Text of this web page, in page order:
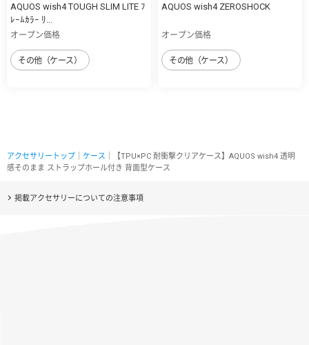
AQUOS wish4 TOUGH SLIM LITE ﾌ
ﾚｰﾑｶﾗｰ ﾘ...
オープン価格
その他（ケース）
AQUOS wish4 ZEROSHOCK
オープン価格
その他（ケース）
アクセサリートップ ケース ｜【TPU×PC 耐衝撃クリアケース】AQUOS wish4 透明
感そのまま ストラップホール付き 背面型ケース
掲載アクセサリーについての注意事項